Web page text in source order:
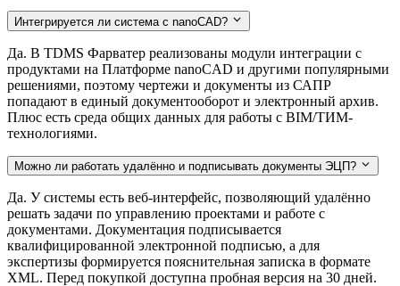
Интегрируется ли система с nanoCAD?
Да. В TDMS Фарватер реализованы модули интеграции с
продуктами на Платформе nanoCAD и другими популярными
решениями, поэтому чертежи и документы из САПР
попадают в единый документооборот и электронный архив.
Плюс есть среда общих данных для работы с BIM/ТИМ-
технологиями.
Можно ли работать удалённо и подписывать документы ЭЦП?
Да. У системы есть веб-интерфейс, позволяющий удалённо
решать задачи по управлению проектами и работе с
документами. Документация подписывается
квалифицированной электронной подписью, а для
экспертизы формируется пояснительная записка в формате
XML. Перед покупкой доступна пробная версия на 30 дней.